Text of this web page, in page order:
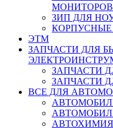
МОНИТОРОВ
ЗИП ДЛЯ
КОРПУСНЫЕ
ЭТМ
ЗАПЧАСТИ ДЛЯ
ЗАПЧАСТИ
ЗАПЧАСТИ
ВСЕ ДЛЯ
АВТОХИМИЯ